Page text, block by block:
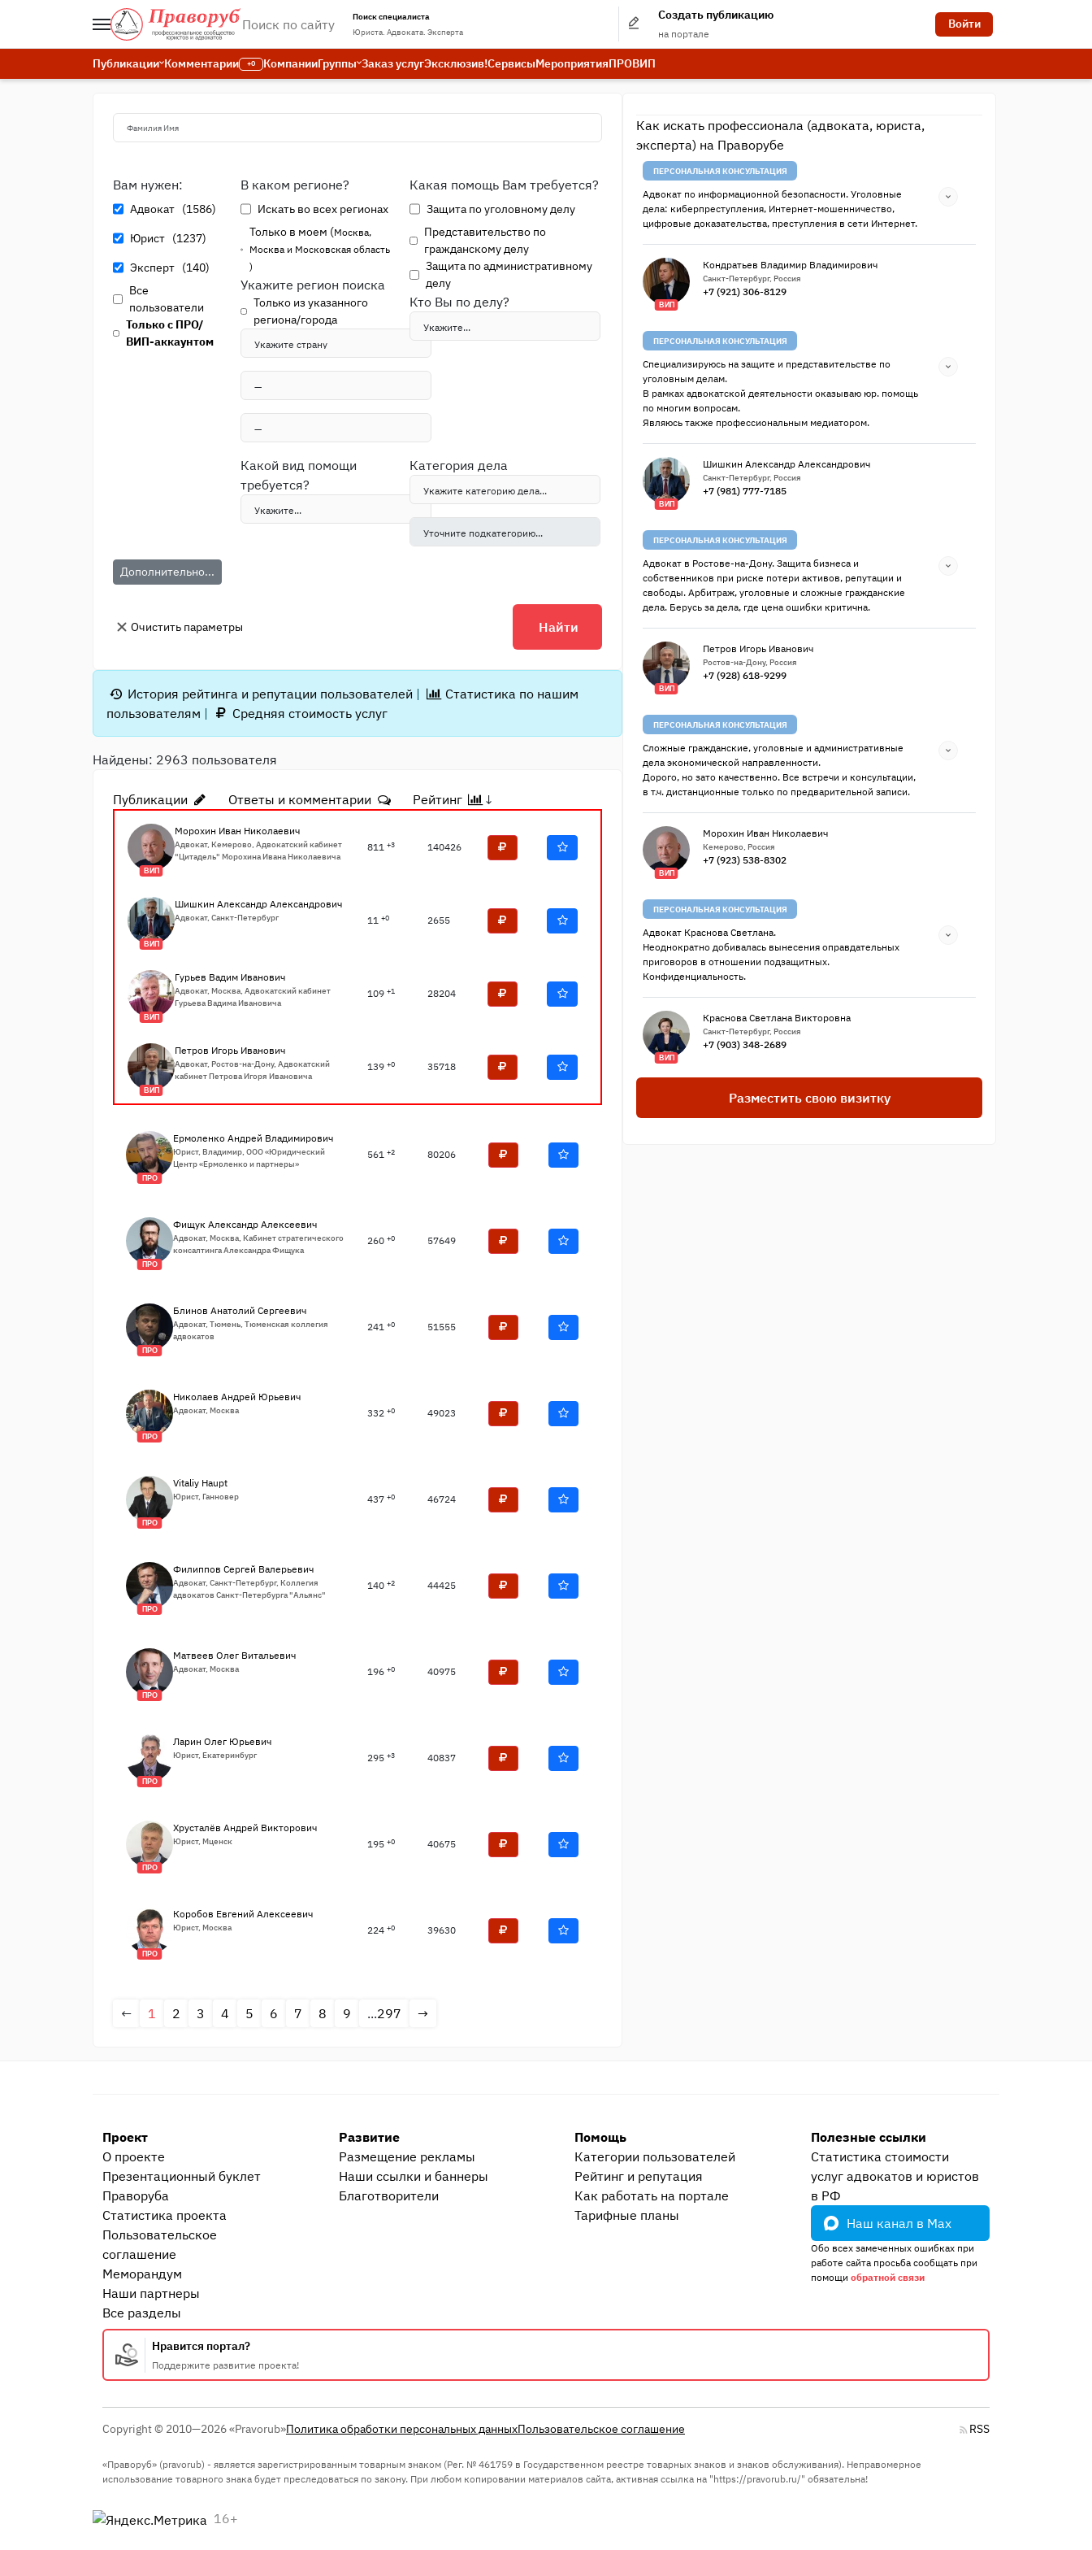
Поиск специалиста
Юриста. Адвоката. Эксперта
Создать публикацию
на портале
Войти
Публикации Комментарии +0 КомпанииГруппы Заказ услугЭксклюзив!СервисыМероприятияПРОВИП
Вам нужен:
Адвокат (1586)
Юрист (1237)
Эксперт (140)
Все
пользователи
Только с ПРО/
ВИП-аккаунтом
В каком регионе?
Искать во всех регионах
Только в моем (Москва,
Москва и Московская область
)
Укажите регион поиска
Только из указанного
региона/города
Какая помощь Вам требуется?
Защита по уголовному делу
Представительство по
гражданскому делу
Защита по административному
делу
Кто Вы по делу?
Какой вид помощи
требуется?
Категория дела
Дополнительно...
Очистить параметры Найти
История рейтинга и репутации пользователей |
Статистика по нашим
пользователям | Средняя стоимость услуг
Найдены: 2963 пользователя
Публикации Ответы и комментарии Рейтинг ↓
ВИП
Морохин Иван Николаевич
Адвокат, Кемерово, Адвокатский кабинет
"Цитадель" Морохина Ивана Николаевича
811 +3 140426
ВИП
Шишкин Александр Александрович
Адвокат, Санкт-Петербург 11 +0 2655
ВИП
Гурьев Вадим Иванович
Адвокат, Москва, Адвокатский кабинет
Гурьева Вадима Ивановича
109 +1 28204
ВИП
Петров Игорь Иванович
Адвокат, Ростов-на-Дону, Адвокатский
кабинет Петрова Игоря Ивановича
139 +0 35718
ПРО
Ермоленко Андрей Владимирович
Юрист, Владимир, ООО «Юридический
Центр «Ермоленко и партнеры»
561 +2 80206
ПРО
Фищук Александр Алексеевич
Адвокат, Москва, Кабинет стратегического
консалтинга Александра Фищука
260 +0 57649
ПРО
Блинов Анатолий Сергеевич
Адвокат, Тюмень, Тюменская коллегия
адвокатов
241 +0 51555
ПРО
Николаев Андрей Юрьевич
Адвокат, Москва 332 +0 49023
ПРО
Vitaliy Haupt
Юрист, Ганновер 437 +0 46724
ПРО
Филиппов Сергей Валерьевич
Адвокат, Санкт-Петербург, Коллегия
адвокатов Санкт-Петербурга "Альянс"
140 +2 44425
ПРО
Матвеев Олег Витальевич
Адвокат, Москва 196 +0 40975
ПРО
Ларин Олег Юрьевич
Юрист, Екатеринбург 295 +3 40837
ПРО
Хрусталёв Андрей Викторович
Юрист, Мценск 195 +0 40675
ПРО
Коробов Евгений Алексеевич
Юрист, Москва 224 +0 39630
← 1 2 3 4 5 6 7 8 9 ...297 →
Как искать профессионала (адвоката, юриста,
эксперта) на Праворубе
ПЕРСОНАЛЬНАЯ КОНСУЛЬТАЦИЯ
Адвокат по информационной безопасности. Уголовные
дела: киберпреступления, Интернет-мошенничество,
цифровые доказательства, преступления в сети Интернет.
ВИП
Кондратьев Владимир Владимирович
Санкт-Петербург, Россия
+7 (921) 306-8129
ПЕРСОНАЛЬНАЯ КОНСУЛЬТАЦИЯ
Специализируюсь на защите и представительстве по
уголовным делам.
В рамках адвокатской деятельности оказываю юр. помощь
по многим вопросам.
Являюсь также профессиональным медиатором.
ВИП
Шишкин Александр Александрович
Санкт-Петербург, Россия
+7 (981) 777-7185
ПЕРСОНАЛЬНАЯ КОНСУЛЬТАЦИЯ
Адвокат в Ростове-на-Дону. Защита бизнеса и
собственников при риске потери активов, репутации и
свободы. Арбитраж, уголовные и сложные гражданские
дела. Берусь за дела, где цена ошибки критична.
ВИП
Петров Игорь Иванович
Ростов-на-Дону, Россия
+7 (928) 618-9299
ПЕРСОНАЛЬНАЯ КОНСУЛЬТАЦИЯ
Сложные гражданские, уголовные и административные
дела экономической направленности.
Дорого, но зато качественно. Все встречи и консультации,
в т.ч. дистанционные только по предварительной записи.
ВИП
Морохин Иван Николаевич
Кемерово, Россия
+7 (923) 538-8302
ПЕРСОНАЛЬНАЯ КОНСУЛЬТАЦИЯ
Адвокат Краснова Светлана.
Неоднократно добивалась вынесения оправдательных
приговоров в отношении подзащитных.
Конфиденциальность.
ВИП
Краснова Светлана Викторовна
Санкт-Петербург, Россия
+7 (903) 348-2689
Разместить свою визитку
Проект
О проекте
Презентационный букл​ет
Праворуба
Статистика проекта
Пользовательское
соглашение
Меморандум
Наши партнеры
Все разделы
Развитие
Размещение рекламы
Наши ссылки и баннеры
Благотворители
Помощь
Категории пользователей
Рейтинг и репутация
Как работать на портале
Тарифные планы
Полезные ссылки
Статистика стоимости
услуг адвокатов и юристов
в РФ
Наш канал в Max
Обо всех замеченных ошибках при
работе сайта просьба сообщать при
помощи обратной связи
Нравится портал?
Поддержите развитие проекта!
Copyright © 2010—2026 «Pravorub»Политика обработки персональных данныхПользовательское соглашение RSS
«Праворуб» (pravorub) - является зарегистрированным товарным знаком (Рег. № 461759 в Государственном реестре товарных знаков и знаков обслуживания). Неправомерное
использование товарного знака будет преследоваться по закону. При любом копировании материалов сайта, активная ссылка на "https://pravorub.ru/" обязательна!
16+